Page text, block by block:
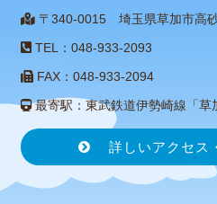
〒340-0015 埼玉県草加市高
TEL：048-933-2093
FAX：048-933-2094
最寄駅：東武鉄道伊勢崎線「草
詳しいアクセス